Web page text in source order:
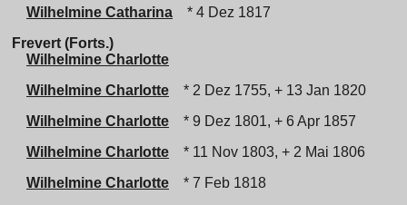
Wilhelmine Catharina
* 4 Dez 1817
Frevert (Forts.)
Wilhelmine Charlotte
Wilhelmine Charlotte
* 2 Dez 1755, + 13 Jan 1820
Wilhelmine Charlotte
* 9 Dez 1801, + 6 Apr 1857
Wilhelmine Charlotte
* 11 Nov 1803, + 2 Mai 1806
Wilhelmine Charlotte
* 7 Feb 1818